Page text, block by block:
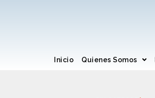
Inicio Quienes Somos